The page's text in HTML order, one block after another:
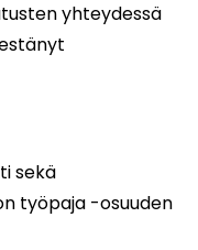
yhteydessä
sekä
työpaja -osuuden